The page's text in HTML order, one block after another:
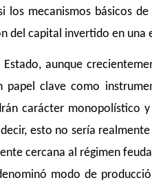
los mecanismos básicos
del capital invertido en una
aunque
clave como
carácter monopolístico
esto no sería
cercana al régimen
modo de